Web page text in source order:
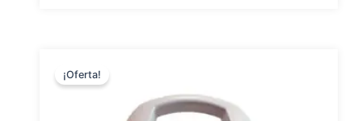
¡Oferta!